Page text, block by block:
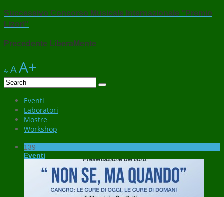
Successivo Concorso Musicale Internazionale "Premio
Lizori"
Precedente LiberaMente
A- AA+
Eventi
Laboratori
Mostre
Workshop
139
Eventi